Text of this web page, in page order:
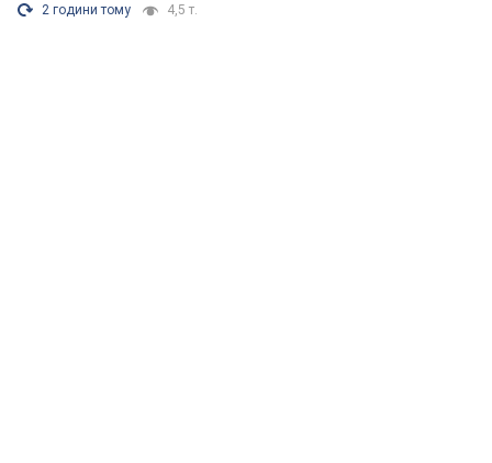
2 години тому 4,5 т.